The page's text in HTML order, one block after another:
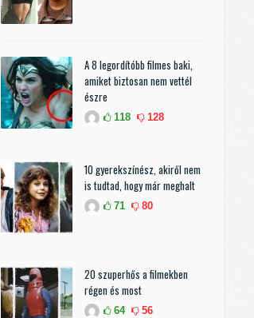
A 8 legordítóbb filmes baki,
amiket biztosan nem vettél
észre
118 128
10 gyerekszínész, akiről nem
is tudtad, hogy már meghalt
71 80
20 szuperhős a filmekben
régen és most
64 56